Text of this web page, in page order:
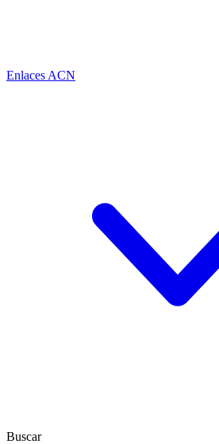
Enlaces ACN
Buscar